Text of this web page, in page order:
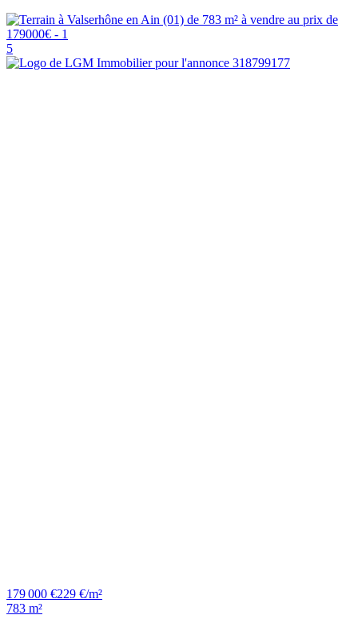
5
179 000 €229 €/m²
783 m²